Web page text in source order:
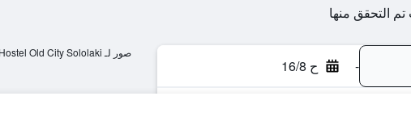
- ح 16/8
صور لـ Hostel Old City Sololaki